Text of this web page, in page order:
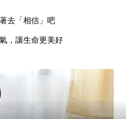
去「相信」吧
，讓生命更美好